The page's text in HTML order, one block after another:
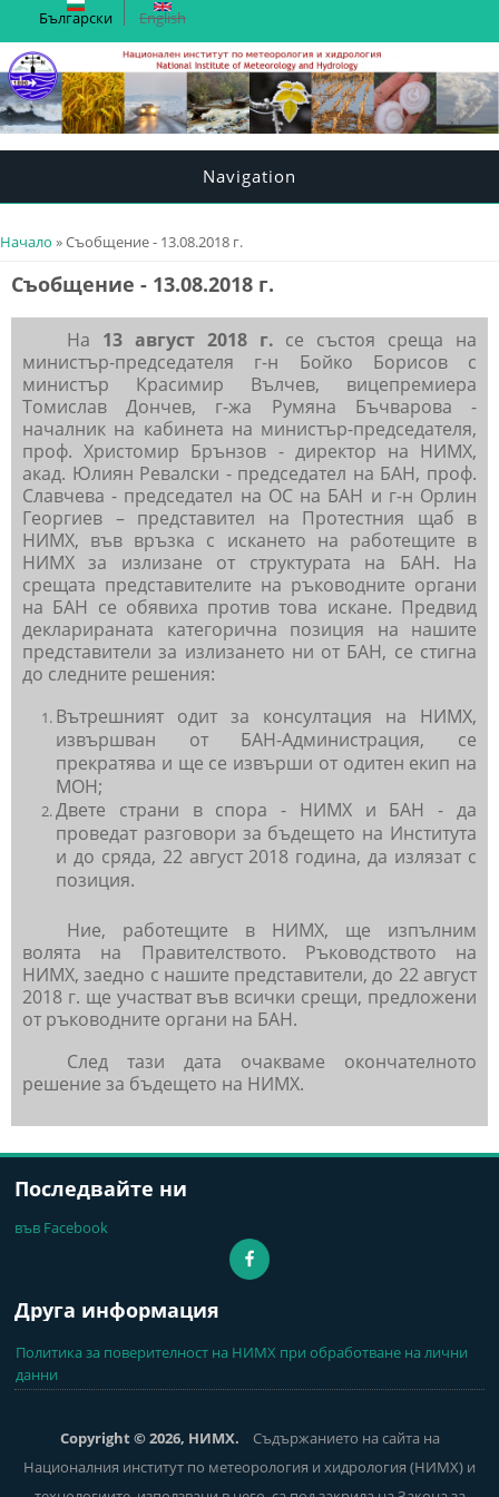
Български English
Navigation
You are here
Начало » Съобщение - 13.08.2018 г.
Съобщение - 13.08.2018 г.
На 13 август 2018 г. се състоя среща на
министър-председателя г-н Бойко Борисов с
министър Красимир Вълчев, вицепремиера
Томислав Дончев, г-жа Румяна Бъчварова -
началник на кабинета на министър-председателя,
проф. Христомир Брънзов - директор на НИМХ,
акад. Юлиян Ревалски - председател на БАН, проф.
Славчева - председател на ОС на БАН и г-н Орлин
Георгиев – представител на Протестния щаб в
НИМХ, във връзка с искането на работещите в
НИМХ за излизане от структурата на БАН. На
срещата представителите на ръководните органи
на БАН се обявиха против това искане. Предвид
декларираната категорична позиция на нашите
представители за излизането ни от БАН, се стигна
до следните решения:
Вътрешният одит за консултация на НИМХ,
извършван от БАН-Администрация, се
прекратява и ще се извърши от одитен екип на
МОН;
Двете страни в спора - НИМХ и БАН - да
проведат разговори за бъдещето на Института
и до сряда, 22 август 2018 година, да излязат с
позиция.
Ние, работещите в НИМХ, ще изпълним
волята на Правителството. Ръководството на
НИМХ, заедно с нашите представители, до 22 август
2018 г. ще участват във всички срещи, предложени
от ръководните органи на БАН.
След тази дата очакваме окончателното
решение за бъдещето на НИМХ.
Последвайте ни
във Facebook
Друга информация
Политика за поверителност на НИМХ при обработване на лични
данни
Copyright © 2026, НИМХ. Съдържанието на сайта на
Националния институт по метеорология и хидрология (НИМХ) и